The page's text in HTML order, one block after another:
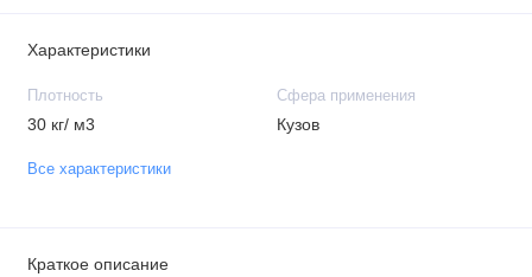
Характеристики
Плотность
30 кг/ м3
Сфера применения
Кузов
Все характеристики
Краткое описание